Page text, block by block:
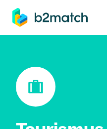
springen